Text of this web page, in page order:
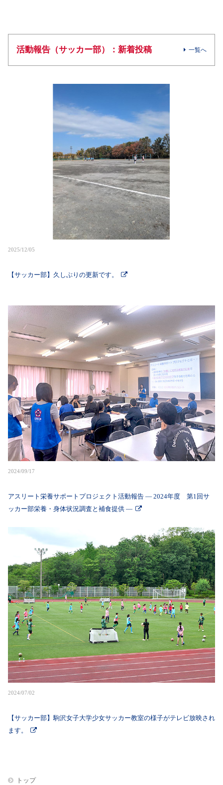
活動報告（サッカー部）：新着投稿 一覧へ
2025/12/05
【サッカー部】久しぶりの更新です。
2024/09/17
アスリート栄養サポートプロジェクト活動報告 ― 2024年度 第1回サ
ッカー部栄養・身体状況調査と補食提供 ―
2024/07/02
【サッカー部】駒沢女子大学少女サッカー教室の様子がテレビ放映され
ます。
トップ